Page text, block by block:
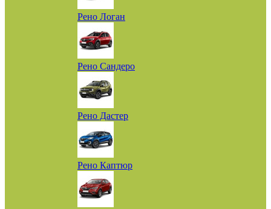
Рено Логан
Рено Сандеро
Рено Дастер
Рено Каптюр